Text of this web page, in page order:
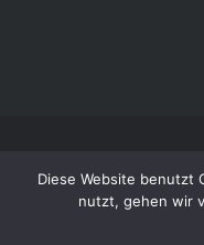
Stolz präsentiert
Diese Website benutzt
nutzt, gehen wir